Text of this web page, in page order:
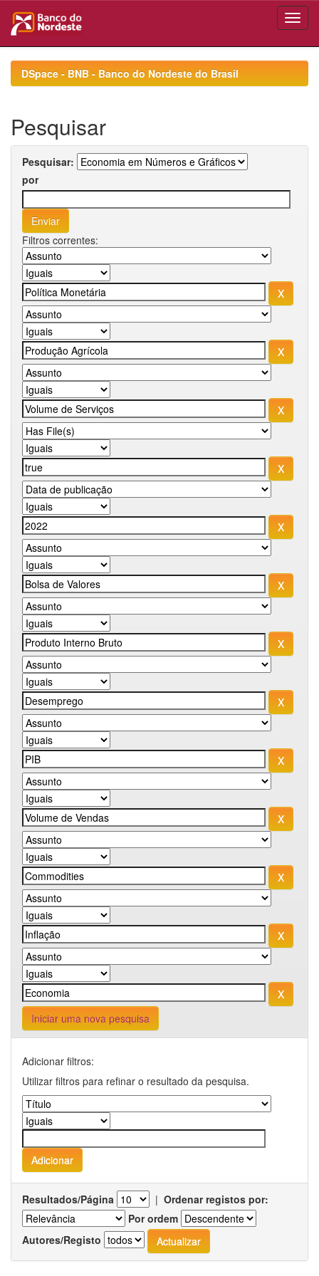
navigationDSpace - BNB - Banco do Nordeste do Brasil
Pesquisar
Pesquisar:
por
Filtros correntes:
Iniciar uma nova pesquisa
Adicionar filtros:
Utilizar filtros para refinar o resultado da pesquisa.
Resultados/Página | Ordenar registos por:
Por ordem
Autores/Registo